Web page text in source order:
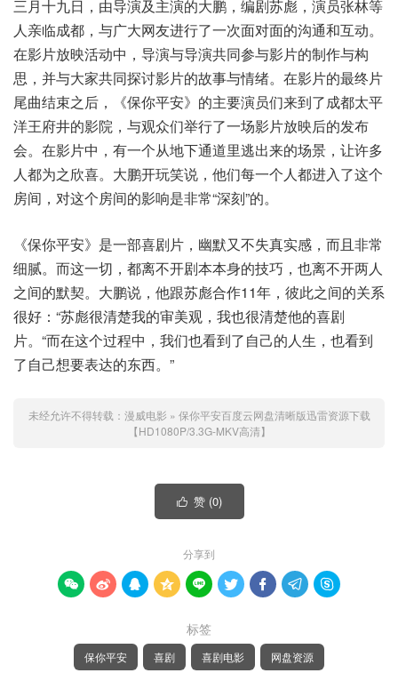
三月十九日，由导演及主演的大鹏，编剧苏彪，演员张林等
人亲临成都，与广大网友进行了一次面对面的沟通和互动。
在影片放映活动中，导演与导演共同参与影片的制作与构
思，并与大家共同探讨影片的故事与情绪。在影片的最终片
尾曲结束之后，《保你平安》的主要演员们来到了成都太平
洋王府井的影院，与观众们举行了一场影片放映后的发布
会。在影片中，有一个从地下通道里逃出来的场景，让许多
人都为之欣喜。大鹏开玩笑说，他们每一个人都进入了这个
房间，对这个房间的影响是非常“深刻”的。
《保你平安》是一部喜剧片，幽默又不失真实感，而且非常
细腻。而这一切，都离不开剧本本身的技巧，也离不开两人
之间的默契。大鹏说，他跟苏彪合作11年，彼此之间的关系
很好：“苏彪很清楚我的审美观，我也很清楚他的喜剧
片。“而在这个过程中，我们也看到了自己的人生，也看到
了自己想要表达的东西。”
未经允许不得转载： 漫威电影 » 保你平安百度云网盘清晰版迅雷资源下载
【HD1080P/3.3G-MKV高清】
 赞 (0)
分享到
        
标签
保你平安 喜剧 喜剧电影 网盘资源